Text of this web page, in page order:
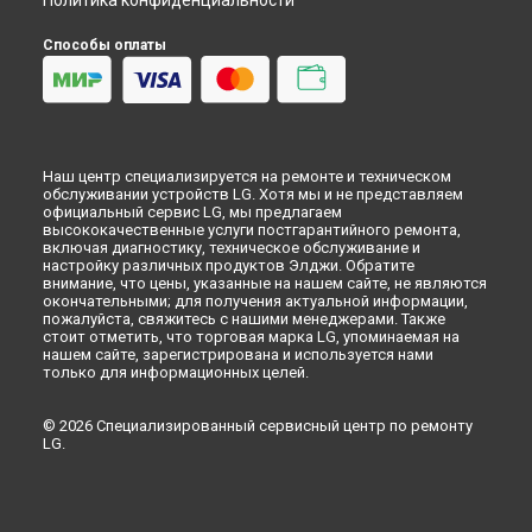
Способы оплаты
Наш центр специализируется на ремонте и техническом
обслуживании устройств LG. Хотя мы и не представляем
официальный сервис LG, мы предлагаем
высококачественные услуги постгарантийного ремонта,
включая диагностику, техническое обслуживание и
настройку различных продуктов Элджи. Обратите
внимание, что цены, указанные на нашем сайте, не являются
окончательными; для получения актуальной информации,
пожалуйста, свяжитесь с нашими менеджерами. Также
стоит отметить, что торговая марка LG, упоминаемая на
нашем сайте, зарегистрирована и используется нами
только для информационных целей.
© 2026 Специализированный сервисный центр по ремонту
LG.